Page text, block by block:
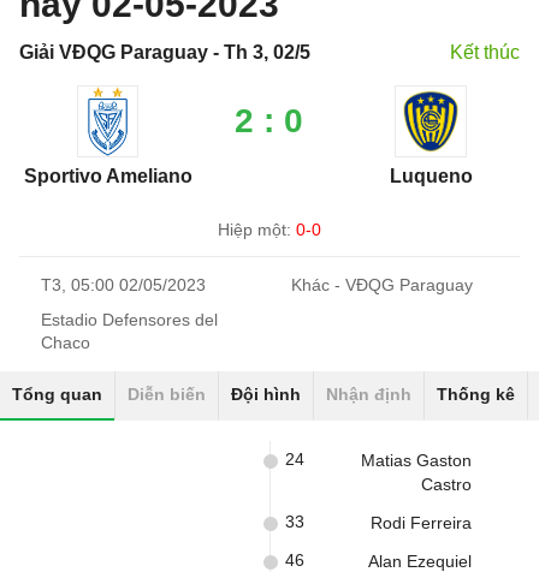
Giải VĐQG Paraguay - Th 3, 02/5 Kết thúc
Sportivo Ameliano
2 : 0
Luqueno
Hiệp một: 0-0
T3, 05:00 02/05/2023
Khác - VĐQG Paraguay
Estadio Defensores del
Chaco
Tổng quan Diễn biến Đội hình Nhận định Thống kê
Matias Gaston
Castro
24
Rodi Ferreira
33
Alan Ezequiel
46